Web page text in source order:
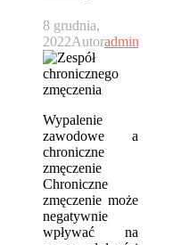
8 grudnia,
2022Autoradmin
Wypalenie
zawodowe a
chroniczne
zmęczenie
Chroniczne
zmęczenie może
negatywnie
wpływać na